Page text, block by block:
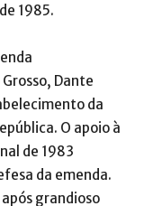
1985.
Dante
da
O apoio à
de 1983
da emenda.
grandioso